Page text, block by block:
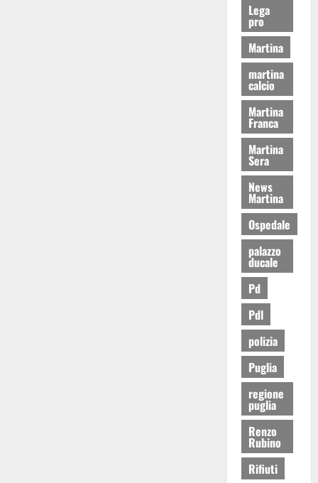
Lega
pro
Martina
martina
calcio
Martina
Franca
Martina
Sera
News
Martina
Ospedale
palazzo
ducale
Pd
Pdl
polizia
Puglia
regione
puglia
Renzo
Rubino
Rifiuti